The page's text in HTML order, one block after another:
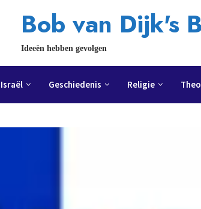
Bob van Dijk's
Ideeën hebben gevolgen
Israël Geschiedenis Religie